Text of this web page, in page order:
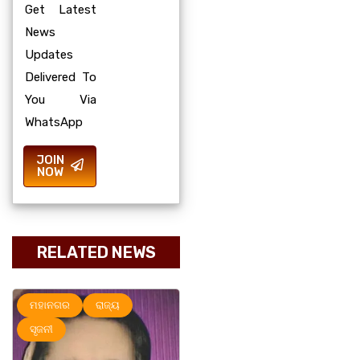
Get Latest
News
Updates
Delivered To
You Via
WhatsApp
JOIN
NOW
RELATED NEWS
ମହାନଗର